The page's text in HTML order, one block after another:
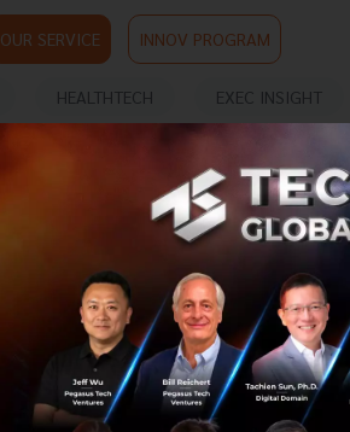
OUR SERVICE INNOV PROGRAM
HEALTHTECH EXEC INSIGHT
MOLOG สตาร์ทอัพ
ระดมทุนรอบ Seed
MOLOG สตาร์ทอัพ
รอบ Seed จาก N-Vest
พัฒนาแพลตฟอร์มและการบ